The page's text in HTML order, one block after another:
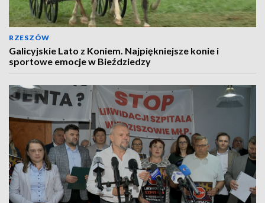
RZESZÓW
Galicyjskie Lato z Koniem. Najpiękniejsze konie i
sportowe emocje w Bieździedzy